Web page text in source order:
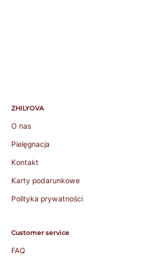
ZHILYOVA
O nas
Pielęgnacja
Kontakt
Karty podarunkowe
Polityka prywatności
Customer service
FAQ